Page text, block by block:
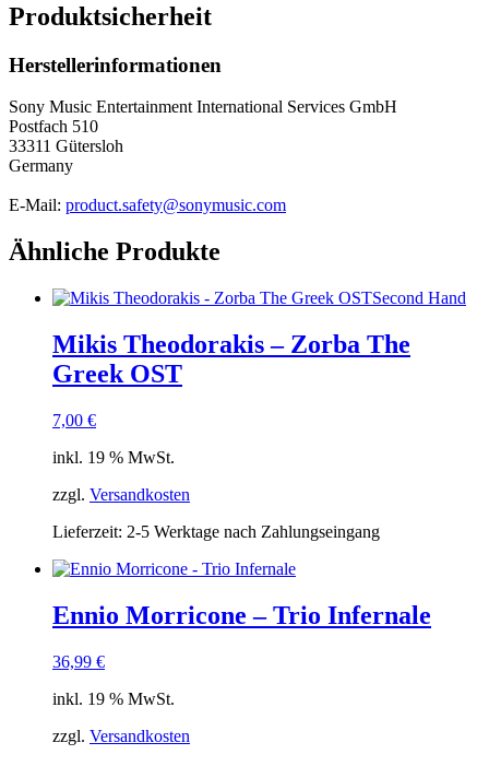
Produktsicherheit
Herstellerinformationen
Sony Music Entertainment International Services GmbH
Postfach 510
33311 Gütersloh
Germany
E-Mail: product.safety@sonymusic.com
Ähnliche Produkte
Second Hand
Mikis Theodorakis – Zorba The
Greek OST
7,00 €
inkl. 19 % MwSt.
zzgl. Versandkosten
Lieferzeit: 2-5 Werktage nach Zahlungseingang
Ennio Morricone – Trio Infernale
36,99 €
inkl. 19 % MwSt.
zzgl. Versandkosten